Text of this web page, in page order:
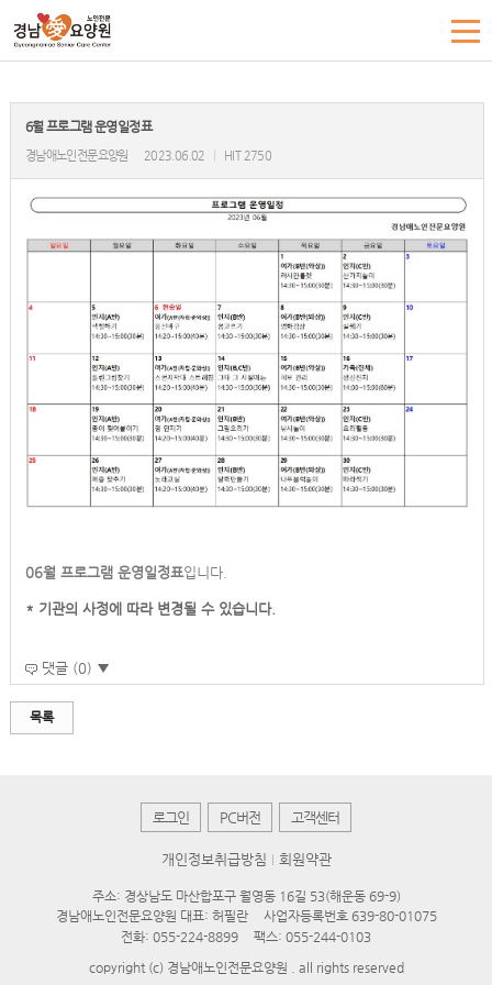
6월 프로그램 운영일정표
경남애노인전문요양원 2023.06.02 HIT 2750
06월 프로그램 운영일정표입니다.
* 기관의 사정에 따라 변경될 수 있습니다.
댓글 (0) ▼
목록
로그인 PC버전 고객센터
개인정보취급방침 회원약관
주소: 경상남도 마산합포구 월영동 16길 53(해운동 69-9)
경남애노인전문요양원 대표: 허필란
사업자등록번호 639-80-01075
전화: 055-224-8899
팩스: 055-244-0103
copyright (c) 경남애노인전문요양원 . all rights reserved